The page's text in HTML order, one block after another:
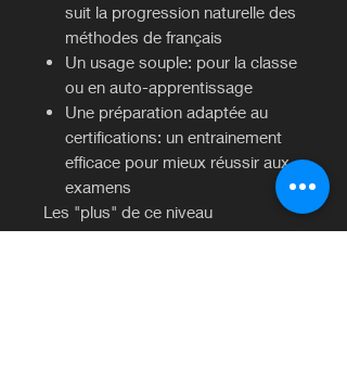
suit la progression naturelle des
méthodes de français
Un usage souple: pour la classe
ou en auto-apprentissage
Une préparation adaptée au
certifications: un entrainement
efficace pour mieux réussir aux
examens
Les "plus" de ce niveau
perfectionnement :